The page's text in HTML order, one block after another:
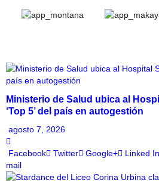
Ministerio de Salud ubica al
‘Top 5’ del país en autogestión
agosto 7, 2026
Facebook Twitter Google+ Linked In
mail